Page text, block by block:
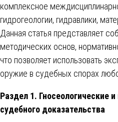
комплексное
гидрогеологии, гидравлики,
Данная статья представляет
методических основ,
что позволяет использовать
оружие в судебных спорах
Раздел 1. Гносеологические
судебного доказательства